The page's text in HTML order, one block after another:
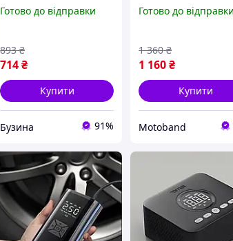
насос для коліс
прикурювача buzyna
Готово до відправки
714₴
893 ₴
Купити
Бузина 91%
компактний для
манометром та
насадками у сумці
Готово до відправки
1 160₴
1 360 ₴
Купити
Motoband